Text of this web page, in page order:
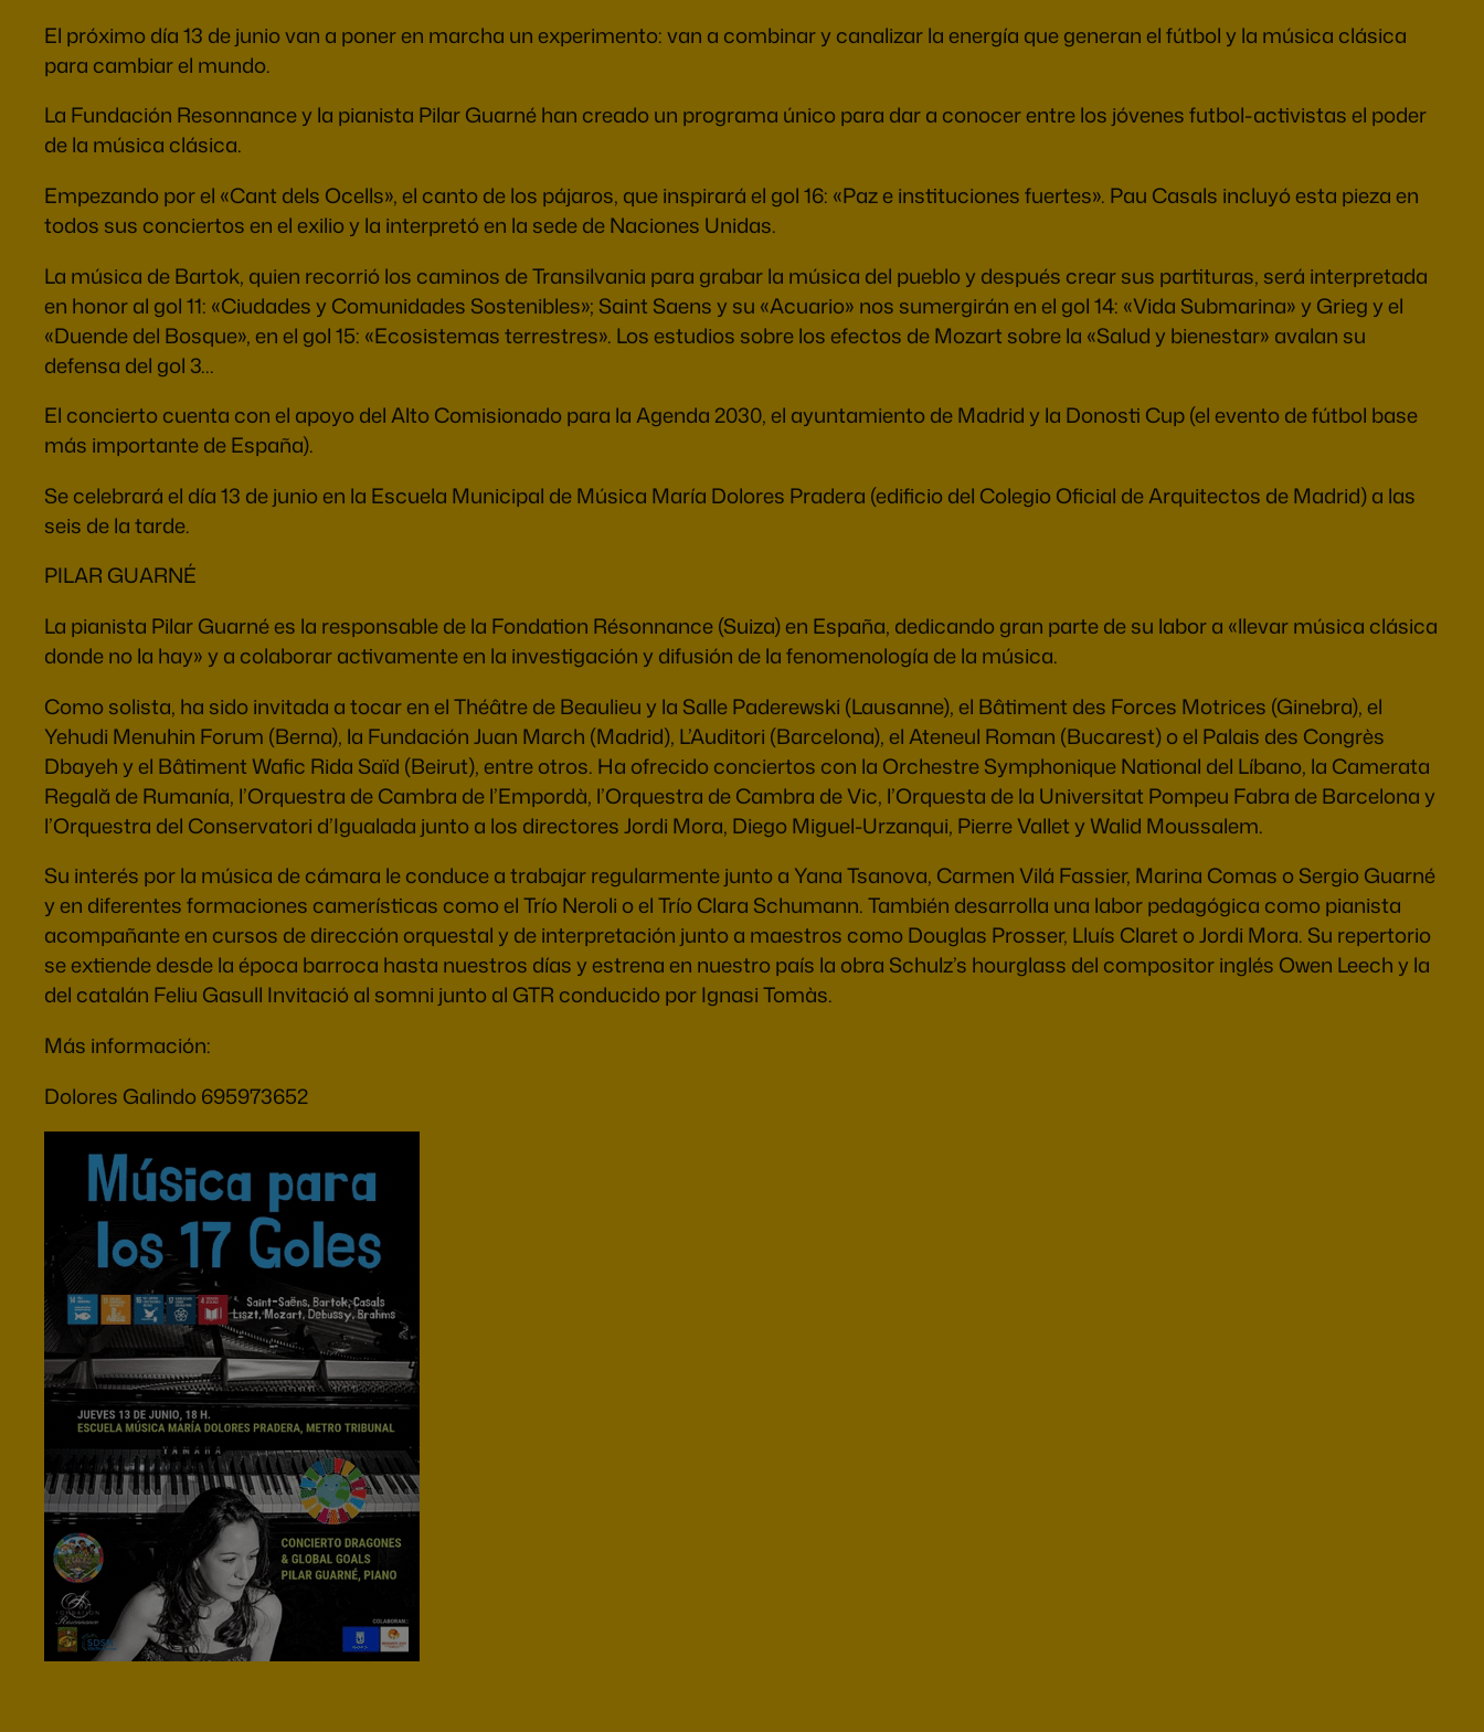
El próximo día 13 de junio van a poner en marcha un experimento: van a combinar y canalizar la energía que generan el fútbol y la música clásica
para cambiar el mundo.
La Fundación Resonnance y la pianista Pilar Guarné han creado un programa único para dar a conocer entre los jóvenes futbol-activistas el poder
de la música clásica.
Empezando por el «Cant dels Ocells», el canto de los pájaros, que inspirará el gol 16: «Paz e instituciones fuertes». Pau Casals incluyó esta pieza en
todos sus conciertos en el exilio y la interpretó en la sede de Naciones Unidas.
La música de Bartok, quien recorrió los caminos de Transilvania para grabar la música del pueblo y después crear sus partituras, será interpretada
en honor al gol 11: «Ciudades y Comunidades Sostenibles»; Saint Saens y su «Acuario» nos sumergirán en el gol 14: «Vida Submarina» y Grieg y el
«Duende del Bosque», en el gol 15: «Ecosistemas terrestres». Los estudios sobre los efectos de Mozart sobre la «Salud y bienestar» avalan su
defensa del gol 3…
El concierto cuenta con el apoyo del Alto Comisionado para la Agenda 2030, el ayuntamiento de Madrid y la Donosti Cup (el evento de fútbol base
más importante de España).
Se celebrará el día 13 de junio en la Escuela Municipal de Música María Dolores Pradera (edificio del Colegio Oficial de Arquitectos de Madrid) a las
seis de la tarde.
PILAR GUARNÉ
La pianista Pilar Guarné es la responsable de la Fondation Résonnance (Suiza) en España, dedicando gran parte de su labor a «llevar música clásica
donde no la hay» y a colaborar activamente en la investigación y difusión de la fenomenología de la música.
Como solista, ha sido invitada a tocar en el Théâtre de Beaulieu y la Salle Paderewski (Lausanne), el Bâtiment des Forces Motrices (Ginebra), el
Yehudi Menuhin Forum (Berna), la Fundación Juan March (Madrid), L’Auditori (Barcelona), el Ateneul Roman (Bucarest) o el Palais des Congrès
Dbayeh y el Bâtiment Wafic Rida Saïd (Beirut), entre otros. Ha ofrecido conciertos con la Orchestre Symphonique National del Líbano, la Camerata
Regală de Rumanía, l’Orquestra de Cambra de l’Empordà, l’Orquestra de Cambra de Vic, l’Orquesta de la Universitat Pompeu Fabra de Barcelona y
l’Orquestra del Conservatori d’Igualada junto a los directores Jordi Mora, Diego Miguel-Urzanqui, Pierre Vallet y Walid Moussalem.
Su interés por la música de cámara le conduce a trabajar regularmente junto a Yana Tsanova, Carmen Vilá Fassier, Marina Comas o Sergio Guarné
y en diferentes formaciones camerísticas como el Trío Neroli o el Trío Clara Schumann. También desarrolla una labor pedagógica como pianista
acompañante en cursos de dirección orquestal y de interpretación junto a maestros como Douglas Prosser, Lluís Claret o Jordi Mora. Su repertorio
se extiende desde la época barroca hasta nuestros días y estrena en nuestro país la obra Schulz’s hourglass del compositor inglés Owen Leech y la
del catalán Feliu Gasull Invitació al somni junto al GTR conducido por Ignasi Tomàs.
Más información:
Dolores Galindo 695973652